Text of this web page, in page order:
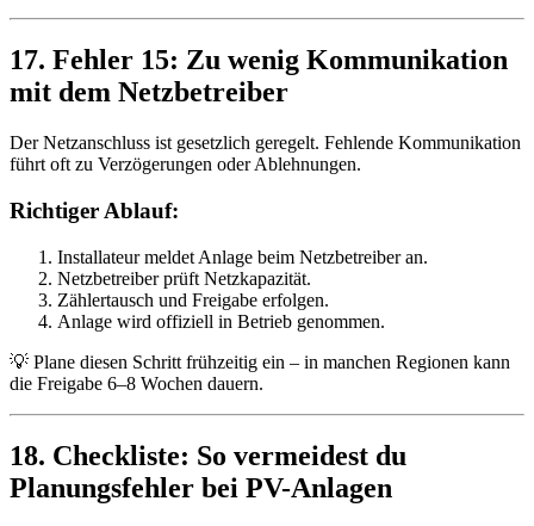
17. Fehler 15: Zu wenig Kommunikation
mit dem Netzbetreiber
Der Netzanschluss ist gesetzlich geregelt. Fehlende Kommunikation
führt oft zu Verzögerungen oder Ablehnungen.
Richtiger Ablauf:
Installateur meldet Anlage beim Netzbetreiber an.
Netzbetreiber prüft Netzkapazität.
Zählertausch und Freigabe erfolgen.
Anlage wird offiziell in Betrieb genommen.
💡 Plane diesen Schritt frühzeitig ein – in manchen Regionen kann
die Freigabe 6–8 Wochen dauern.
18. Checkliste: So vermeidest du
Planungsfehler bei PV-Anlagen